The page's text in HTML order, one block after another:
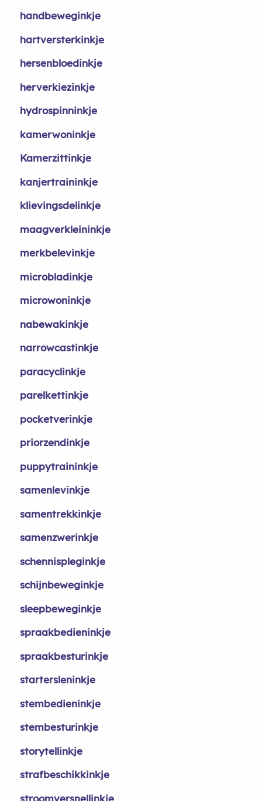
handbeweginkje
hartversterkinkje
hersenbloedinkje
herverkiezinkje
hydrospinninkje
kamerwoninkje
Kamerzittinkje
kanjertraininkje
klievingsdelinkje
maagverkleininkje
merkbelevinkje
microbladinkje
microwoninkje
nabewakinkje
narrowcastinkje
paracyclinkje
parelkettinkje
pocketverinkje
priorzendinkje
puppytraininkje
samenlevinkje
samentrekkinkje
samenzwerinkje
schennispleginkje
schijnbeweginkje
sleepbeweginkje
spraakbedieninkje
spraakbesturinkje
startersleninkje
stembedieninkje
stembesturinkje
storytellinkje
strafbeschikkinkje
stroomversnellinkje